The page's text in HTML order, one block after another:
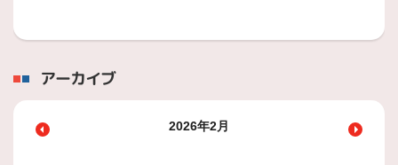
アーカイブ
2026年2月